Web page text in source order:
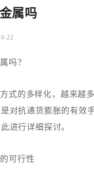
属吗
22
吗？
式的多样化，越来越
对抗通货膨胀的有效
进行详细探讨。
可行性